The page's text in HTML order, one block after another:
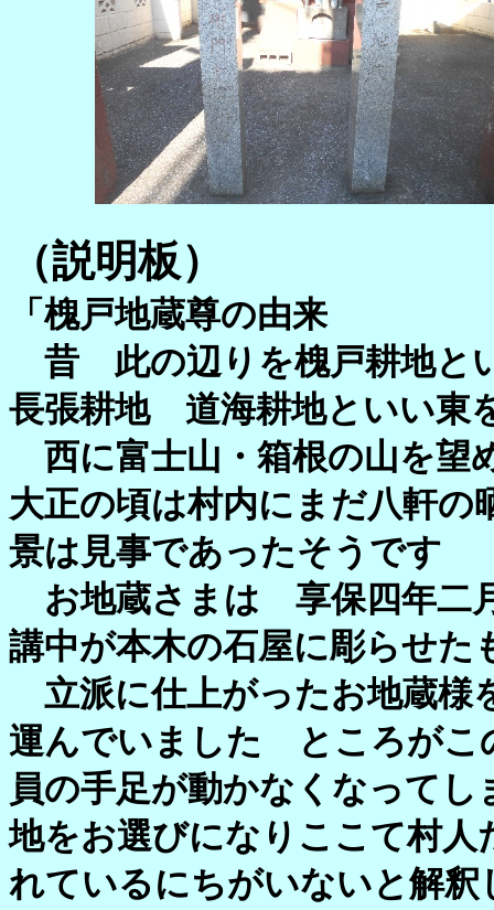
（説明板）
「槐戸地蔵尊の由来
昔 此の辺りを槐戸耕地と
長張耕地 道海耕地といい東
西に富士山・箱根の山を望
大正の頃は村内にまだ八軒
景は見事であったそうです
お地蔵さまは 享保四年二
講中が本木の石屋に彫らせた
立派に仕上がったお地蔵様
運んでいました ところがこ
員の手足が動かなくなって
地をお選びになりここて村
れているにちがいないと解